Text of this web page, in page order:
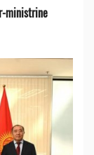
ministrine